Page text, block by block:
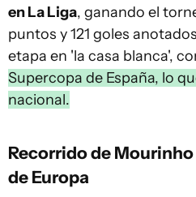
en La Liga, ganando el
puntos y 121 goles
etapa en 'la casa blanca',
Supercopa de España, lo
nacional.
Recorrido de
de Europa